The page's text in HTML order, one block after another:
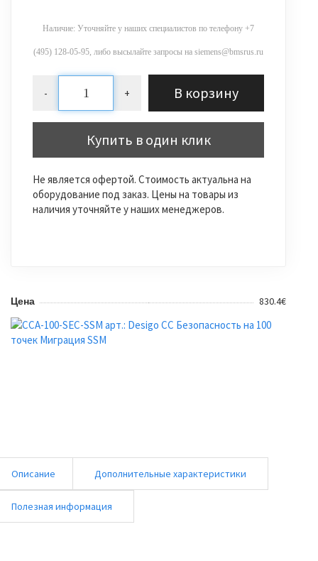
Наличие: Уточняйте у наших специалистов по телефону +7
(495) 128-05-95, либо высылайте запросы на siemens@bmsrus.ru
- + В корзину
Купить в один клик
Не является офертой. Стоимость актуальна на
оборудование под заказ. Цены на товары из
наличия уточняйте у наших менеджеров.
Цена 830.4€
Описание Дополнительные характеристики
Полезная информация